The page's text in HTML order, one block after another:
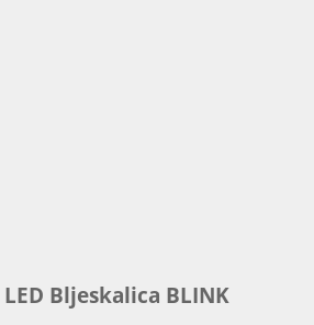
LED Bljeskalica BLINK